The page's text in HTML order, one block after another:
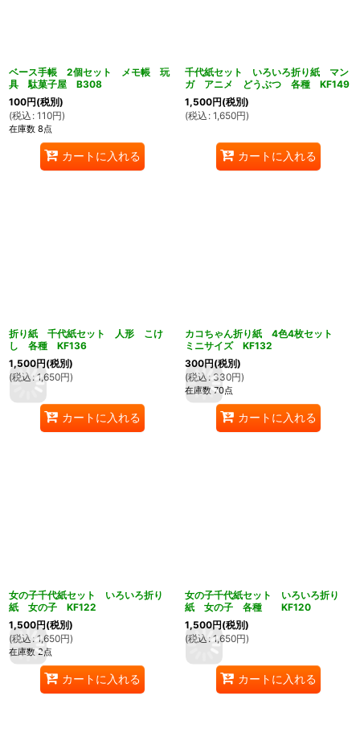
ベース手帳 2個セット メモ帳 玩
具 駄菓子屋 B308
100円(税別)
(税込 : 110円)
在庫数 8点
カートに入れる
千代紙セット いろいろ折り紙 マン
ガ アニメ どうぶつ 各種 KF149
1,500円(税別)
(税込 : 1,650円)
カートに入れる
折り紙 千代紙セット 人形 こけ
し 各種 KF136
1,500円(税別)
(税込 : 1,650円)
カートに入れる
カコちゃん折り紙 4色4枚セット
ミニサイズ KF132
300円(税別)
(税込 : 330円)
在庫数 70点
カートに入れる
女の子千代紙セット いろいろ折り
紙 女の子 KF122
1,500円(税別)
(税込 : 1,650円)
在庫数 2点
カートに入れる
女の子千代紙セット いろいろ折り
紙 女の子 各種 KF120
1,500円(税別)
(税込 : 1,650円)
カートに入れる
堂